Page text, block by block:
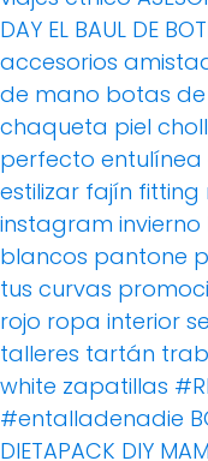
DAY EL BAUL DE
accesorios
de mano botas
chaqueta piel
perfecto entulínea
estilizar fajín fitting
instagram invierno
blancos pantone
tus curvas
rojo ropa interior
talleres tartán
white zapatillas
#entalladenadie
DIETAPACK DIY